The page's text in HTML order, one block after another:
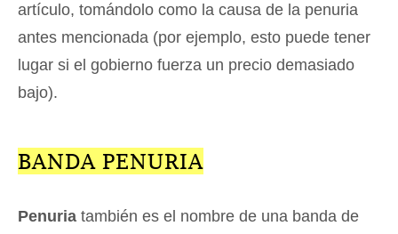
artículo, tomándolo como la causa de la penuria
antes mencionada (por ejemplo, esto puede tener
lugar si el gobierno fuerza un precio demasiado
bajo).
BANDA PENURIA
Penuria también es el nombre de una banda de